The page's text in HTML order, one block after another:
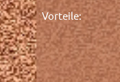
Vorteile: